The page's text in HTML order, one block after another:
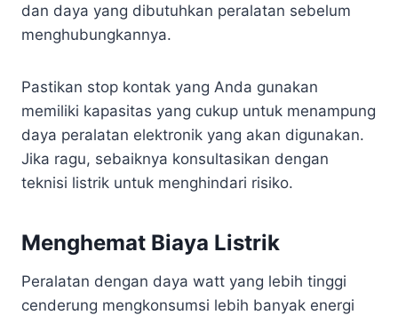
dan daya yang dibutuhkan peralatan sebelum
menghubungkannya.
Pastikan stop kontak yang Anda gunakan
memiliki kapasitas yang cukup untuk menampung
daya peralatan elektronik yang akan digunakan.
Jika ragu, sebaiknya konsultasikan dengan
teknisi listrik untuk menghindari risiko.
Menghemat Biaya Listrik
Peralatan dengan daya watt yang lebih tinggi
cenderung mengkonsumsi lebih banyak energi